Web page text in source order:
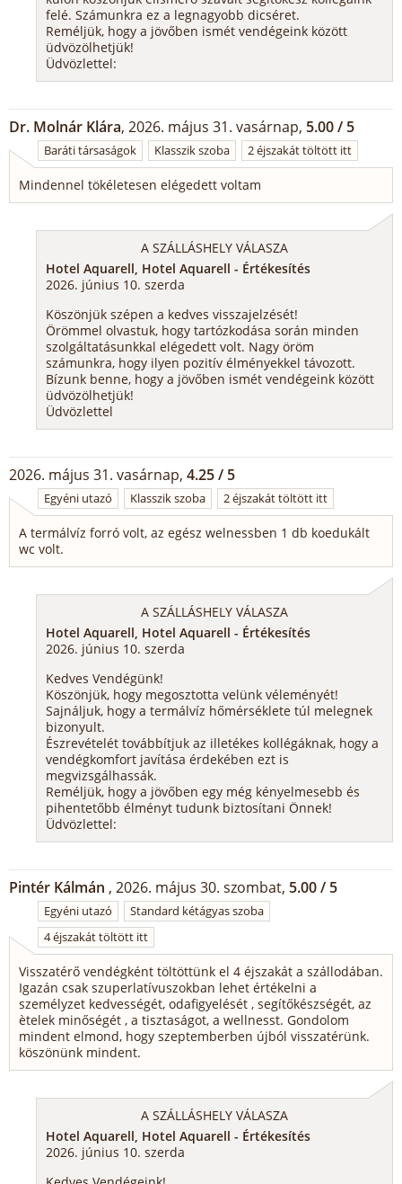
felé. Számunkra ez a legnagyobb dicséret.
Reméljük, hogy a jövőben ismét vendégeink között
üdvözölhetjük!
Üdvözlettel:
Dr. Molnár Klára, 2026. május 31. vasárnap, 5.00 / 5
Baráti társaságok Klasszik szoba 2 éjszakát töltött itt
Mindennel tökéletesen elégedett voltam
A SZÁLLÁSHELY VÁLASZA
Hotel Aquarell, Hotel Aquarell - Értékesítés
2026. június 10. szerda
Köszönjük szépen a kedves visszajelzését!
Örömmel olvastuk, hogy tartózkodása során minden
szolgáltatásunkkal elégedett volt. Nagy öröm
számunkra, hogy ilyen pozitív élményekkel távozott.
Bízunk benne, hogy a jövőben ismét vendégeink között
üdvözölhetjük!
Üdvözlettel
2026. május 31. vasárnap, 4.25 / 5
Egyéni utazó Klasszik szoba 2 éjszakát töltött itt
A termálvíz forró volt, az egész welnessben 1 db koedukált
wc volt.
A SZÁLLÁSHELY VÁLASZA
Hotel Aquarell, Hotel Aquarell - Értékesítés
2026. június 10. szerda
Kedves Vendégünk!
Köszönjük, hogy megosztotta velünk véleményét!
Sajnáljuk, hogy a termálvíz hőmérséklete túl melegnek
bizonyult.
Észrevételét továbbítjuk az illetékes kollégáknak, hogy a
vendégkomfort javítása érdekében ezt is
megvizsgálhassák.
Reméljük, hogy a jövőben egy még kényelmesebb és
pihentetőbb élményt tudunk biztosítani Önnek!
Üdvözlettel:
Pintér Kálmán , 2026. május 30. szombat, 5.00 / 5
Egyéni utazó
Standard kétágyas szoba
4 éjszakát töltött itt
Visszatérő vendégként töltöttünk el 4 éjszakát a szállodában.
Igazán csak szuperlatívuszokban lehet értékelni a
személyzet kedvességét, odafigyelését , segítőkészségét, az
ètelek minőségét , a tisztaságot, a wellnesst. Gondolom
mindent elmond, hogy szeptemberben újból visszatérünk.
köszönünk mindent.
A SZÁLLÁSHELY VÁLASZA
Hotel Aquarell, Hotel Aquarell - Értékesítés
2026. június 10. szerda